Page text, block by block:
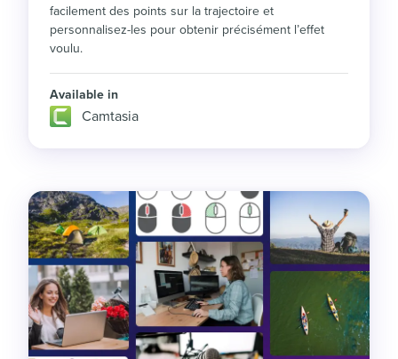
facilement des points sur la trajectoire et
personnalisez-les pour obtenir précisément l’effet
voulu.
Available in
Camtasia